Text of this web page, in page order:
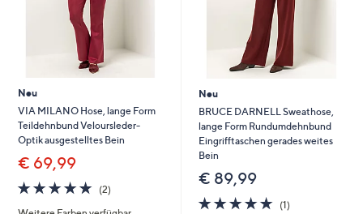
Neu
VIA MILANO Hose, lange Form
Teildehnbund Veloursleder-
Optik ausgestelltes Bein
€ 69,99
5.0
von
(2)2
Neu
BRUCE DARNELL Sweathose,
lange Form Rundumdehnbund
Eingrifftaschen gerades weites
Bein
€ 89,99
5.0
(1)1